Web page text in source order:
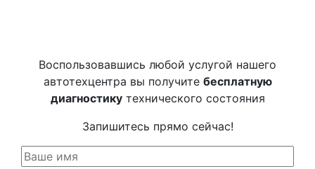
Воспользовавшись любой услугой нашего
автотехцентра вы получите бесплатную
диагностикутехнического состояния
Запишитесь прямо сейчас!